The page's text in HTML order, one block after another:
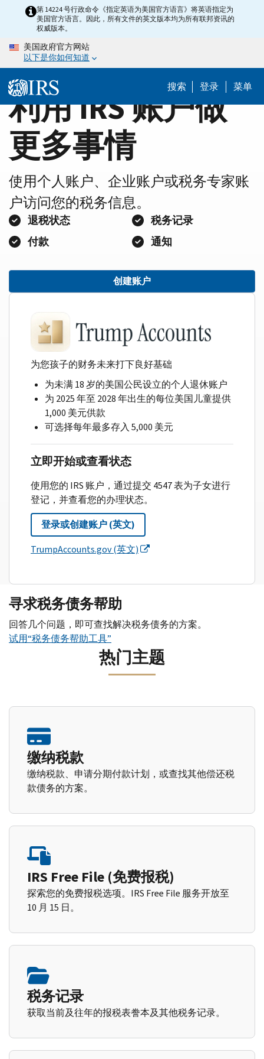
content
Home第 14224 号行政命令《指定英语为美国官方语言》将英语指定为
美国官方语言。因此，所有文件的英文版本均为所有联邦资讯的
权威版本。
美国政府官方网站
以下是你如何知道
搜索 登录 菜单
利用 IRS 账户做
更多事情
使用个人账户、企业账户或税务专家账
户访问您的税务信息。
退税状态
税务记录
付款
通知
创建账户
为您孩子的财务未来打下良好基础
为未满 18 岁的美国公民设立的个人退休账户
为 2025 年至 2028 年出生的每位美国儿童提供
1,000 美元供款
可选择每年最多存入 5,000 美元
立即开始或查看状态
使用您的 IRS 账户，通过提交 4547 表为子女进行
登记，并查看您的办理状态。
登录或创建账户 (英文)
TrumpAccounts.gov (英文)
寻求税务债务帮助
回答几个问题，即可查找解决税务债务的方案。
试用“税务债务帮助工具”
热门主题
缴纳税款
缴纳税款、申请分期付款计划，或查找其他偿还税
款债务的方案。
IRS Free File (免费报税)
探索您的免费报税选项。IRS Free File 服务开放至
10 月 15 日。
税务记录
获取当前及往年的报税表誊本及其他税务记录。